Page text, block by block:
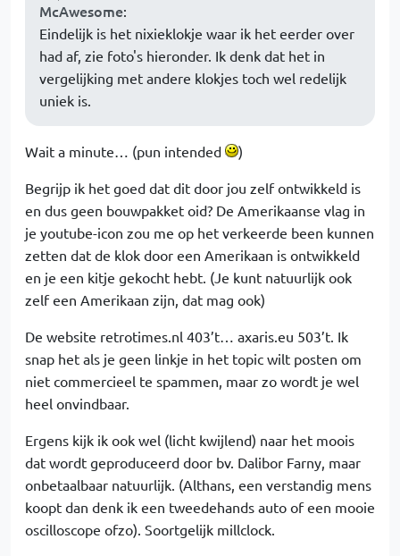
McAwesome:
Eindelijk is het nixieklokje waar ik het eerder over
had af, zie foto's hieronder. Ik denk dat het in
vergelijking met andere klokjes toch wel redelijk
uniek is.
Wait a minute… (pun intended )
Begrijp ik het goed dat dit door jou zelf ontwikkeld is
en dus geen bouwpakket oid? De Amerikaanse vlag in
je youtube-icon zou me op het verkeerde been kunnen
zetten dat de klok door een Amerikaan is ontwikkeld
en je een kitje gekocht hebt. (Je kunt natuurlijk ook
zelf een Amerikaan zijn, dat mag ook)
De website retrotimes.nl 403’t… axaris.eu 503’t. Ik
snap het als je geen linkje in het topic wilt posten om
niet commercieel te spammen, maar zo wordt je wel
heel onvindbaar.
Ergens kijk ik ook wel (licht kwijlend) naar het moois
dat wordt geproduceerd door bv. Dalibor Farny, maar
onbetaalbaar natuurlijk. (Althans, een verstandig mens
koopt dan denk ik een tweedehands auto of een mooie
oscilloscope ofzo). Soortgelijk millclock.